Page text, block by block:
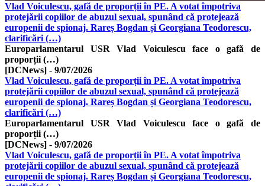
Vlad Voiculescu, gafă de proporții în PE. A votat împotriva
protejării copiilor de abuzul sexual, spunând că protejează
europenii de spionaj. Rareș Bogdan și Georgiana Teodorescu,
clarificări (…)
Europarlamentarul USR Vlad Voiculescu face o gafă de
proporții (…)
[DCNews] - 9/07/2026
Vlad Voiculescu, gafă de proporții în PE. A votat împotriva
protejării copiilor de abuzul sexual, spunând că protejează
europenii de spionaj. Rareș Bogdan și Georgiana Teodorescu,
clarificări (…)
Europarlamentarul USR Vlad Voiculescu face o gafă de
proporții (…)
[DCNews] - 9/07/2026
Vlad Voiculescu, gafă de proporții în PE. A votat împotriva
protejării copiilor de abuzul sexual, spunând că protejează
europenii de spionaj. Rareș Bogdan și Georgiana Teodorescu,